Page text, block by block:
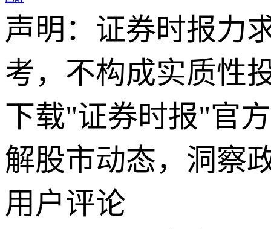
声明：证券时报力
考，不构成实质性
下载"证券时报"官
解股市动态，洞察
用户评论